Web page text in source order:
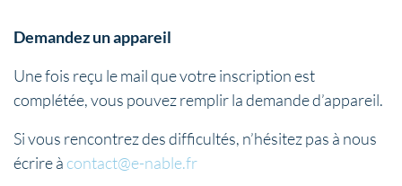
Demandez un appareil
Une fois reçu le mail que votre inscription est
complétée, vous pouvez remplir la demande d’appareil.
Si vous rencontrez des difficultés, n’hésitez pas à nous
écrire à contact@e-nable.fr